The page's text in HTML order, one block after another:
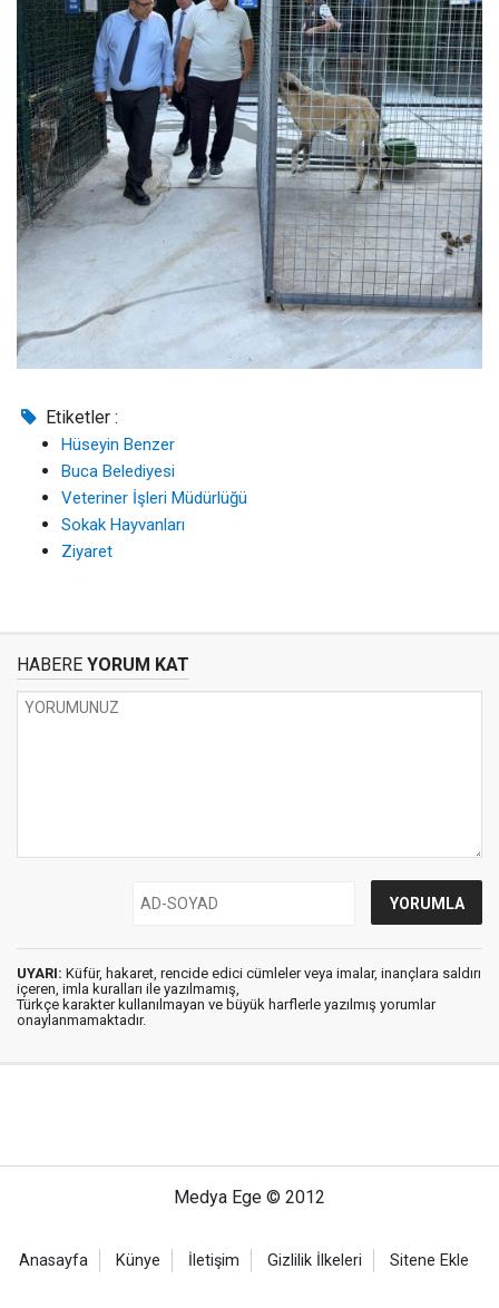
Etiketler :
Hüseyin Benzer
Buca Belediyesi
Veteriner İşleri Müdürlüğü
Sokak Hayvanları
Ziyaret
HABERE YORUM KAT
UYARI: Küfür, hakaret, rencide edici cümleler veya imalar, inançlara saldırı
içeren, imla kuralları ile yazılmamış,
Türkçe karakter kullanılmayan ve büyük harflerle yazılmış yorumlar
onaylanmamaktadır.
Medya Ege © 2012
Anasayfa Künye İletişim Gizlilik İlkeleri Sitene Ekle